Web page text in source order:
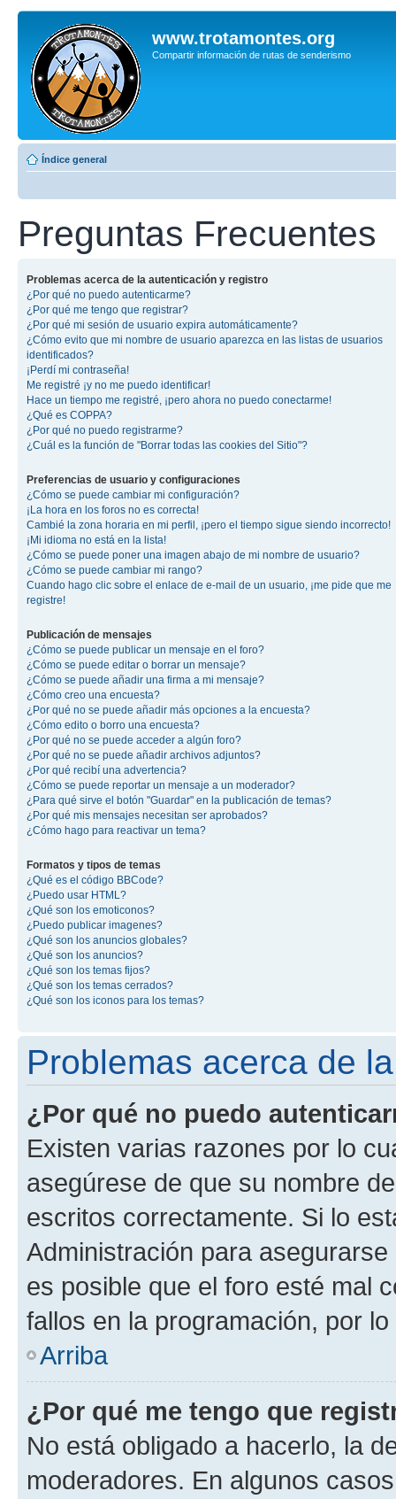
www.trotamontes.org
Compartir información de rutas de senderismo
Índice general
Preguntas Frecuentes
Problemas acerca de la autenticación y registro
¿Por qué no puedo autenticarme?
¿Por qué me tengo que registrar?
¿Por qué mi sesión de usuario expira automáticamente?
¿Cómo evito que mi nombre de usuario aparezca en las listas de usuarios
identificados?
¡Perdí mi contraseña!
Me registré ¡y no me puedo identificar!
Hace un tiempo me registré, ¡pero ahora no puedo conectarme!
¿Qué es COPPA?
¿Por qué no puedo registrarme?
¿Cuál es la función de "Borrar todas las cookies del Sitio"?
Preferencias de usuario y configuraciones
¿Cómo se puede cambiar mi configuración?
¡La hora en los foros no es correcta!
Cambié la zona horaria en mi perfil, ¡pero el tiempo sigue siendo incorrecto!
¡Mi idioma no está en la lista!
¿Cómo se puede poner una imagen abajo de mi nombre de usuario?
¿Cómo se puede cambiar mi rango?
Cuando hago clic sobre el enlace de e-mail de un usuario, ¡me pide que me
registre!
Publicación de mensajes
¿Cómo se puede publicar un mensaje en el foro?
¿Cómo se puede editar o borrar un mensaje?
¿Cómo se puede añadir una firma a mi mensaje?
¿Cómo creo una encuesta?
¿Por qué no se puede añadir más opciones a la encuesta?
¿Cómo edito o borro una encuesta?
¿Por qué no se puede acceder a algún foro?
¿Por qué no se puede añadir archivos adjuntos?
¿Por qué recibí una advertencia?
¿Cómo se puede reportar un mensaje a un moderador?
¿Para qué sirve el botón "Guardar" en la publicación de temas?
¿Por qué mis mensajes necesitan ser aprobados?
¿Cómo hago para reactivar un tema?
Formatos y tipos de temas
¿Qué es el código BBCode?
¿Puedo usar HTML?
¿Qué son los emoticonos?
¿Puedo publicar imagenes?
¿Qué son los anuncios globales?
¿Qué son los anuncios?
¿Qué son los temas fijos?
¿Qué son los temas cerrados?
¿Qué son los iconos para los temas?
Problemas acerca de
¿Por qué no puedo
Existen varias razones por lo
asegúrese de que su nombre
escritos correctamente. Si lo
Administración para
es posible que el foro esté mal
fallos en la programación, por
Arriba
¿Por qué me tengo que
No está obligado a hacerlo, la
moderadores. En algunos